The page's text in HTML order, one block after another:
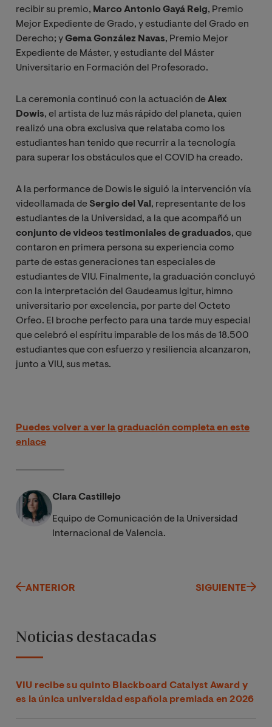
recibir su premio, Marco Antonio Gayá Reig, Premio
Mejor Expediente de Grado, y estudiante del Grado en
Derecho; yGema González Navas, Premio Mejor
Expediente de Máster, y estudiante del Máster
Universitario en Formación del Profesorado.
La ceremonia continuó con la actuación deAlex
Dowis, el artista de luz más rápido del planeta, quien
realizó una obra exclusiva que relataba como los
estudiantes han tenido que recurrir a la tecnología
para superar los obstáculos que el COVID ha creado.
A la performance de Dowis le siguió la intervención vía
videollamada de Sergio del Val , representante de los
estudiantes de la Universidad, a la que acompañó un
conjunto de videos testimoniales de graduados, que
contaron en primera persona su experiencia como
parte de estas generaciones tan especiales de
estudiantes de VIU. Finalmente, la graduación concluyó
con la interpretación del Gaudeamus Igitur, himno
universitario por excelencia, por parte del Octeto
Orfeo. El broche perfecto para una tarde muy especial
que celebró el espíritu imparable de los más de 18.500
estudiantes que con esfuerzo y resiliencia alcanzaron,
junto a VIU, sus metas.
Puedes volver a ver la graduación completa en este
enlace
Clara Castillejo
Equipo de Comunicación de la Universidad
Internacional de Valencia.
ANTERIOR SIGUIENTE
Noticias destacadas
VIU recibe su quinto Blackboard Catalyst Award y
es la única universidad española premiada en 2026